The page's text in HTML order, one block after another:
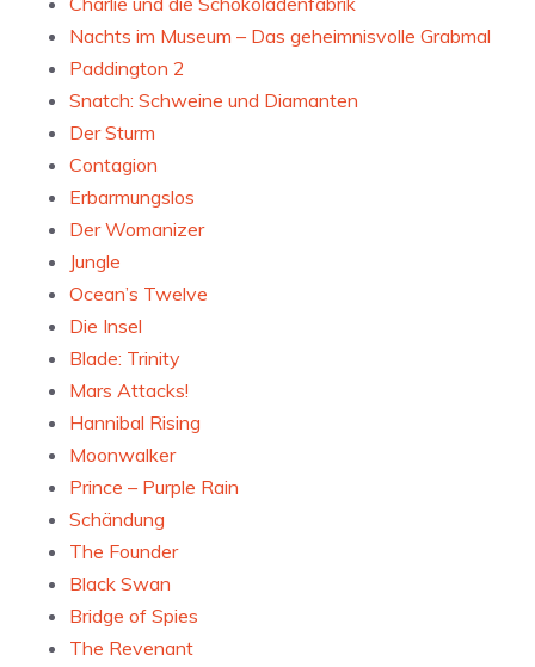
Nachts im Museum – Das geheimnisvolle Grabmal
Paddington 2
Snatch: Schweine und Diamanten
Der Sturm
Contagion
Erbarmungslos
Der Womanizer
Jungle
Ocean’s Twelve
Die Insel
Blade: Trinity
Mars Attacks!
Hannibal Rising
Moonwalker
Prince – Purple Rain
Schändung
The Founder
Black Swan
Bridge of Spies
The Revenant